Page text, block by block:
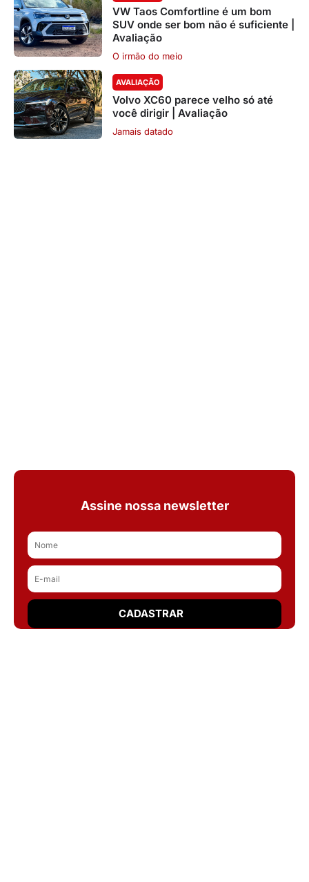
VW Taos Comfortline é um bom
SUV onde ser bom não é suficiente |
Avaliação
O irmão do meio
AVALIAÇÃO
Volvo XC60 parece velho só até
você dirigir | Avaliação
Jamais datado
Assine nossa newsletter